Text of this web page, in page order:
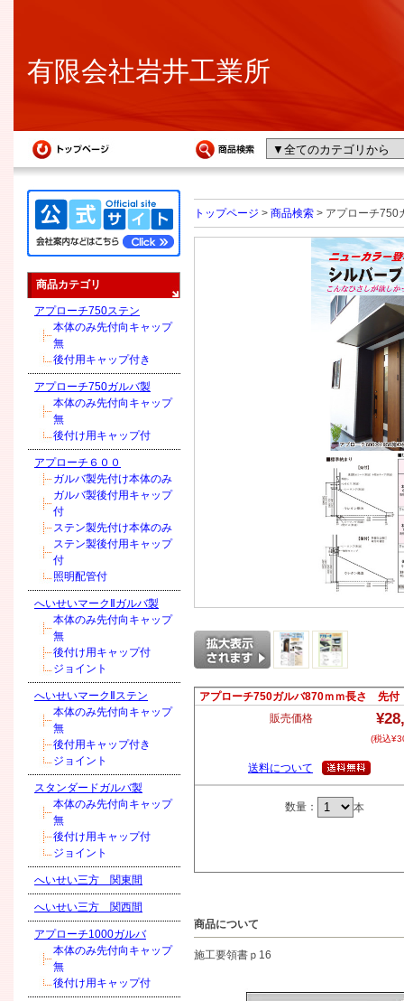
有限会社岩井工業所
商品カテゴリ
アプローチ750ステン
本体のみ先付向キャップ
無
後付用キャップ付き
アプローチ750ガルバ製
本体のみ先付向キャップ
無
後付け用キャップ付
アプローチ６００
ガルバ製先付け本体のみ
ガルバ製後付用キャップ
付
ステン製先付け本体のみ
ステン製後付用キャップ
付
照明配管付
へいせいマークⅡガルバ製
本体のみ先付向キャップ
無
後付け用キャップ付
ジョイント
へいせいマークⅡステン
本体のみ先付向キャップ
無
後付用キャップ付き
ジョイント
スタンダードガルバ製
本体のみ先付向キャップ
無
後付け用キャップ付
ジョイント
へいせい三方 関東間
へいせい三方 関西間
アプローチ1000ガルバ
本体のみ先付向キャップ
無
後付け用キャップ付
トップページ > 商品検索 > アプローチ
アプローチ750ガルバ870ｍｍ長さ 先付
販売価格
(税込
送料について
数量： 本
商品について
施工要領書ｐ16